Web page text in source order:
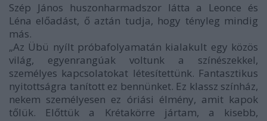
Szép János huszonharmadszor látta a Leonce és
Léna előadást, ő aztán tudja, hogy tényleg mindig
más.
„Az Übü nyílt próbafolyamatán kialakult egy közös
világ, egyenrangúak voltunk a színészekkel,
személyes kapcsolatokat létesítettünk. Fantasztikus
nyitottságra tanított ez bennünket. Ez klassz színház,
nekem személyesen ez óriási élmény, amit kapok
tőlük. Előttük a Krétakörre jártam, a kisebb,